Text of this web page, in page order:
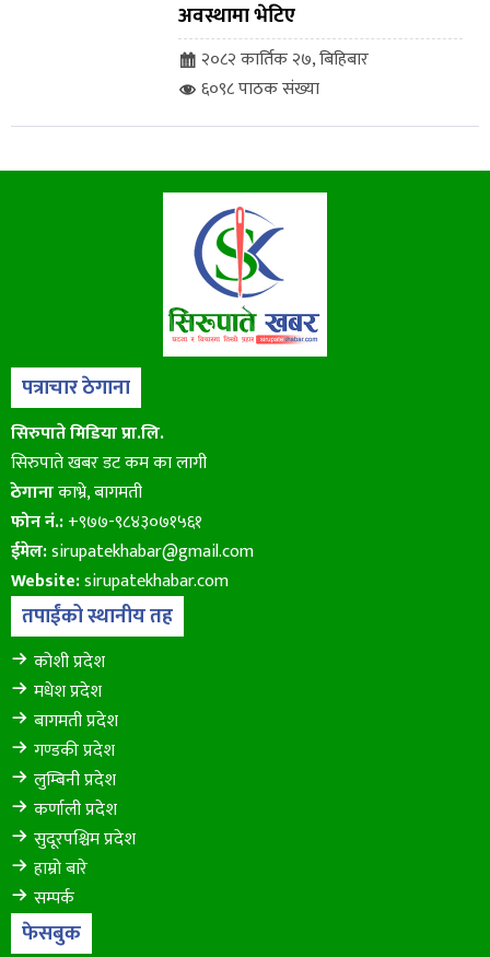
अवस्थामा भेटिए
२०८२ कार्तिक २७, बिहिबार
६०९८ पाठक संख्या
पत्राचार ठेगाना
सिरुपाते मिडिया प्रा.लि.
सिरुपाते खबर डट कम का लागी
ठेगानाकाभ्रे, बागमती
फोन नं.:+९७७-९८४३०७१५६१
ईमेल:sirupatekhabar@gmail.com
Website:sirupatekhabar.com
तपाईंको स्थानीय तह
कोशी प्रदेश
मधेश प्रदेश
बागमती प्रदेश
गण्डकी प्रदेश
लुम्बिनी प्रदेश
कर्णाली प्रदेश
सुदूरपश्चिम प्रदेश
हाम्रो बारे
सम्पर्क
फेसबुक